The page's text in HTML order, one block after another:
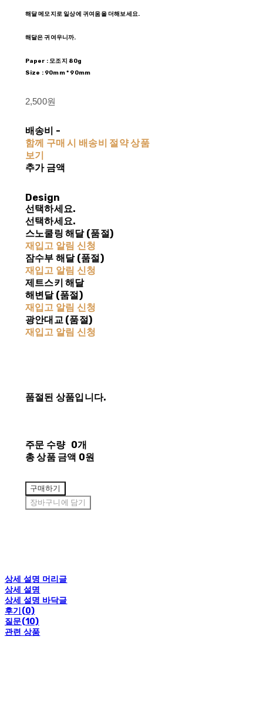
해달 메모지로 일상에 귀여움을 더해보세요.
해달은 귀여우니까.
Paper : 모조지 80g
Size : 90mm * 90mm
2,500원
배송비 -
함께 구매 시 배송비 절약 상품
보기
추가 금액
Design
선택하세요.
선택하세요.
스노쿨링 해달 (품절)
재입고 알림 신청
잠수부 해달 (품절)
재입고 알림 신청
제트스키 해달
해변달 (품절)
재입고 알림 신청
광안대교 (품절)
재입고 알림 신청
품절된 상품입니다.
주문 수량 0개
총 상품 금액 0원
구매하기
장바구니에 담기
상세 설명 머리글
상세 설명
상세 설명 바닥글
후기(0)
질문(10)
관련 상품